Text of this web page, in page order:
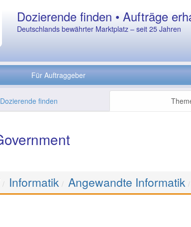
Dozierende finden • Aufträge
Deutschlands bewährter Marktplatz – seit 25 Jahren
Für Auftraggeber
finden
Informatik Angewandte Informatik